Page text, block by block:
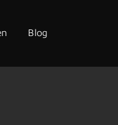
Blog